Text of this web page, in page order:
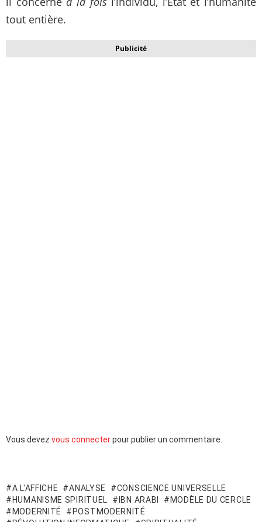
tout entière.
Publicité
Laisser
Vous devez vous connecterpour publier un commentaire.
A L'AFFICHE ANALYSE
CONSCIENCE UNIVERSELLE
HUMANISME SPIRITUEL
IBN ARABI
MODÈLE DU CERCLE
MODERNITÉ
POSTMODERNITÉ